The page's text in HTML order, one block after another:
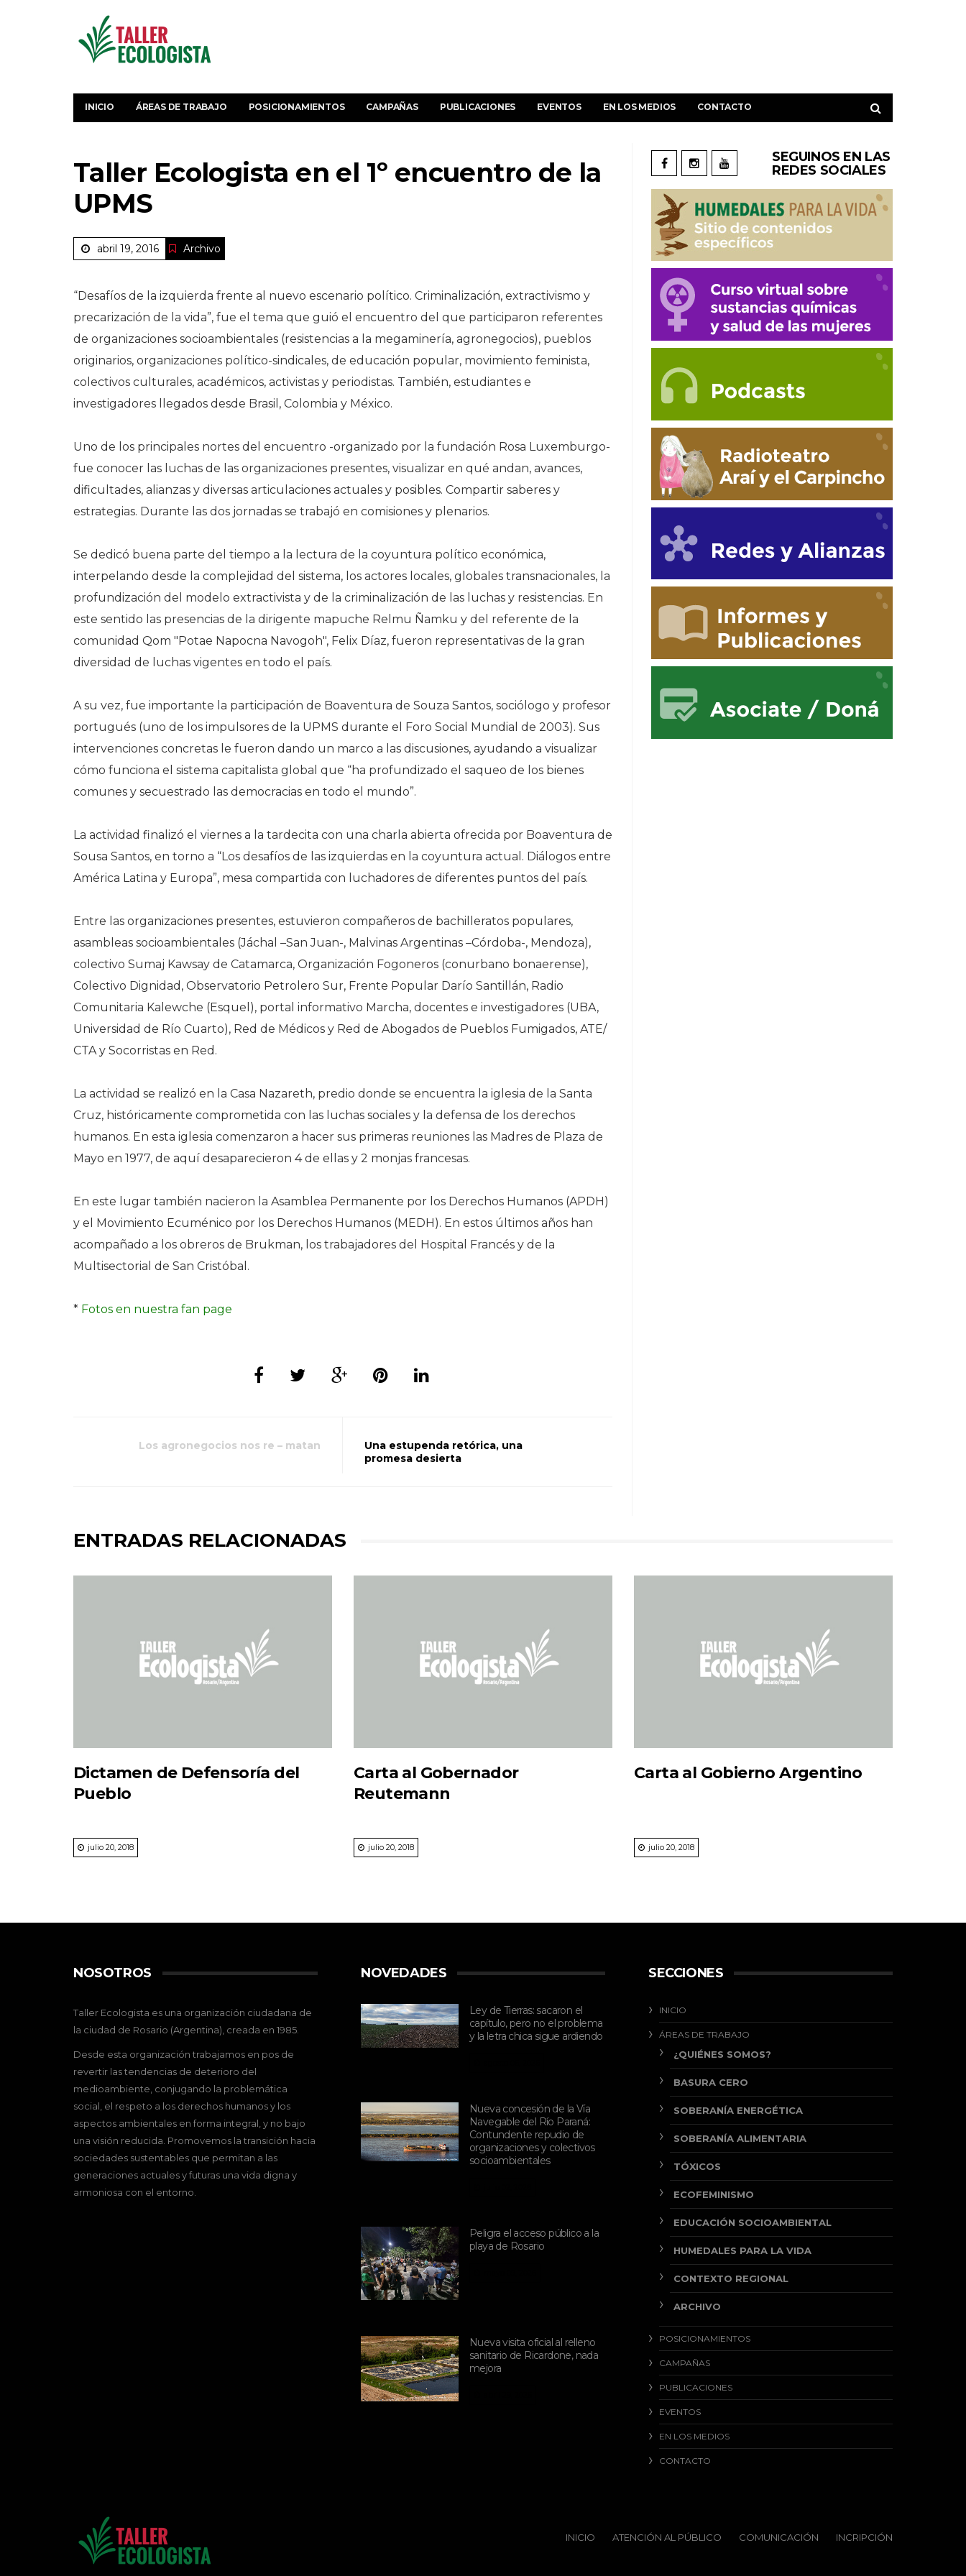
INICIO ÁREAS DE TRABAJO POSICIONAMIENTOS CAMPAÑAS PUBLICACIONES EVENTOS EN LOS MEDIOS CONTACTO
Taller Ecologista en el 1º encuentro de la
UPMS
abril 19, 2016 Archivo
“Desafíos de la izquierda frente al nuevo escenario político. Criminalización, extractivismo y
precarización de la vida”, fue el tema que guió el encuentro del que participaron referentes
de organizaciones socioambientales (resistencias a la megaminería, agronegocios), pueblos
originarios, organizaciones político-sindicales, de educación popular, movimiento feminista,
colectivos culturales, académicos, activistas y periodistas. También, estudiantes e
investigadores llegados desde Brasil, Colombia y México.
Uno de los principales nortes del encuentro -organizado por la fundación Rosa Luxemburgo-
fue conocer las luchas de las organizaciones presentes, visualizar en qué andan, avances,
dificultades, alianzas y diversas articulaciones actuales y posibles. Compartir saberes y
estrategias. Durante las dos jornadas se trabajó en comisiones y plenarios.
Se dedicó buena parte del tiempo a la lectura de la coyuntura político económica,
interpelando desde la complejidad del sistema, los actores locales, globales transnacionales, la
profundización del modelo extractivista y de la criminalización de las luchas y resistencias. En
este sentido las presencias de la dirigente mapuche Relmu Ñamku y del referente de la
comunidad Qom "Potae Napocna Navogoh", Felix Díaz, fueron representativas de la gran
diversidad de luchas vigentes en todo el país.
A su vez, fue importante la participación de Boaventura de Souza Santos, sociólogo y profesor
portugués (uno de los impulsores de la UPMS durante el Foro Social Mundial de 2003). Sus
intervenciones concretas le fueron dando un marco a las discusiones, ayudando a visualizar
cómo funciona el sistema capitalista global que “ha profundizado el saqueo de los bienes
comunes y secuestrado las democracias en todo el mundo”.
La actividad finalizó el viernes a la tardecita con una charla abierta ofrecida por Boaventura de
Sousa Santos, en torno a “Los desafíos de las izquierdas en la coyuntura actual. Diálogos entre
América Latina y Europa”, mesa compartida con luchadores de diferentes puntos del país.
Entre las organizaciones presentes, estuvieron compañeros de bachilleratos populares,
asambleas socioambientales (Jáchal –San Juan-, Malvinas Argentinas –Córdoba-, Mendoza),
colectivo Sumaj Kawsay de Catamarca, Organización Fogoneros (conurbano bonaerense),
Colectivo Dignidad, Observatorio Petrolero Sur, Frente Popular Darío Santillán, Radio
Comunitaria Kalewche (Esquel), portal informativo Marcha, docentes e investigadores (UBA,
Universidad de Río Cuarto), Red de Médicos y Red de Abogados de Pueblos Fumigados, ATE/
CTA y Socorristas en Red.
La actividad se realizó en la Casa Nazareth, predio donde se encuentra la iglesia de la Santa
Cruz, históricamente comprometida con las luchas sociales y la defensa de los derechos
humanos. En esta iglesia comenzaron a hacer sus primeras reuniones las Madres de Plaza de
Mayo en 1977, de aquí desaparecieron 4 de ellas y 2 monjas francesas.
En este lugar también nacieron la Asamblea Permanente por los Derechos Humanos (APDH)
y el Movimiento Ecuménico por los Derechos Humanos (MEDH). En estos últimos años han
acompañado a los obreros de Brukman, los trabajadores del Hospital Francés y de la
Multisectorial de San Cristóbal.
* Fotos en nuestra fan page
Los agronegocios nos re – matan
Una estupenda retórica, una
promesa desierta
SEGUINOS EN LAS
REDES SOCIALES
ENTRADAS RELACIONADAS
Dictamen de Defensoría del
Pueblo
julio 20, 2018
Carta al Gobernador
Reutemann
julio 20, 2018
Carta al Gobierno Argentino
julio 20, 2018
NOSOTROS
Taller Ecologista es una organización ciudadana de
la ciudad de Rosario (Argentina), creada en 1985.
Desde esta organización trabajamos en pos de
revertir las tendencias de deterioro del
medioambiente, conjugando la problemática
social, el respeto a los derechos humanos y los
aspectos ambientales en forma integral, y no bajo
una visión reducida. Promovemos la transición hacia
sociedades sustentables que permitan a las
generaciones actuales y futuras una vida digna y
armoniosa con el entorno.
NOVEDADES
Ley de Tierras: sacaron el
capítulo, pero no el problema
y la letra chica sigue ardiendo
Nueva concesión de la Vía
Navegable del Río Paraná:
Contundente repudio de
organizaciones y colectivos
socioambientales
Peligra el acceso público a la
playa de Rosario
Nueva visita oficial al relleno
sanitario de Ricardone, nada
mejora
SECCIONES
INICIO
ÁREAS DE TRABAJO
¿QUIÉNES SOMOS?
BASURA CERO
SOBERANÍA ENERGÉTICA
SOBERANÍA ALIMENTARIA
TÓXICOS
ECOFEMINISMO
EDUCACIÓN SOCIOAMBIENTAL
HUMEDALES PARA LA VIDA
CONTEXTO REGIONAL
ARCHIVO
POSICIONAMIENTOS
CAMPAÑAS
PUBLICACIONES
EVENTOS
EN LOS MEDIOS
CONTACTO
INICIO ATENCIÓN AL PÚBLICO COMUNICACIÓN INCRIPCIÓN